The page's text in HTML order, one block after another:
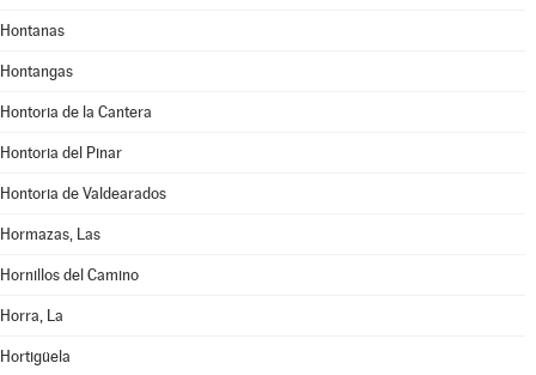
Hontanas
Hontangas
Hontoria de la Cantera
Hontoria del Pinar
Hontoria de Valdearados
Hormazas, Las
Hornillos del Camino
Horra, La
Hortigüela